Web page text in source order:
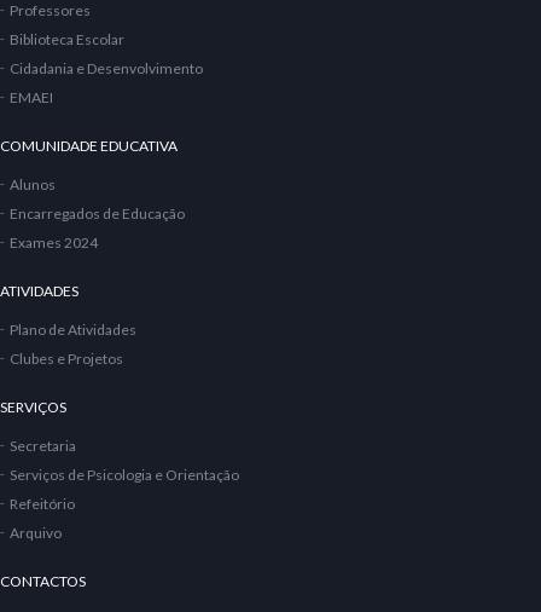
Professores
Biblioteca Escolar
Cidadania e Desenvolvimento
EMAEI
COMUNIDADE EDUCATIVA
Alunos
Encarregados de Educação
Exames 2024
ATIVIDADES
Plano de Atividades
Clubes e Projetos
SERVIÇOS
Secretaria
Serviços de Psicologia e Orientação
Refeitório
Arquivo
CONTACTOS